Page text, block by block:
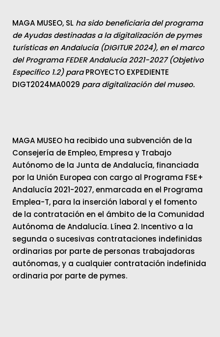
MAGA MUSEO, SL ha sido beneficiaria del programa
de Ayudas destinadas a la digitalización de pymes
turísticas en Andalucía (DIGITUR 2024), en el marco
del Programa FEDER Andalucía 2021-2027 (Objetivo
Específico 1.2) paraPROYECTO EXPEDIENTE
DIGT2024MA0029 para digitalización del museo.
MAGA MUSEO ha recibido una subvención de la
Consejería de Empleo, Empresa y Trabajo
Autónomo de la Junta de Andalucía, financiada
por la Unión Europea con cargo al Programa FSE+
Andalucía 2021-2027, enmarcada en el Programa
Emplea-T, para la inserción laboral y el fomento
de la contratación en el ámbito de la Comunidad
Autónoma de Andalucía. Línea 2. Incentivo a la
segunda o sucesivas contrataciones indefinidas
ordinarias por parte de personas trabajadoras
autónomas, y a cualquier contratación indefinida
ordinaria por parte de pymes.